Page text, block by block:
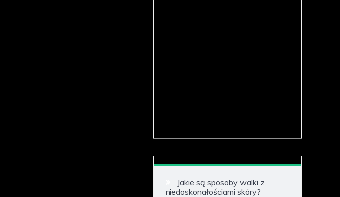
Jakie są sposoby walki z
niedoskonałościami skóry?